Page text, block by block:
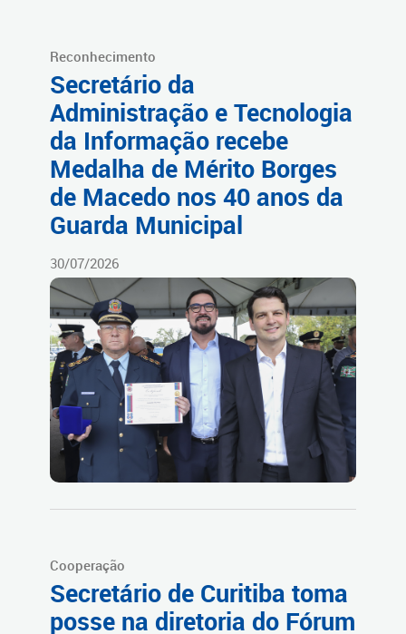
Reconhecimento
Secretário da
Administração e Tecnologia
da Informação recebe
Medalha de Mérito Borges
de Macedo nos 40 anos da
Guarda Municipal
30/07/2026
Cooperação
Secretário de Curitiba toma
posse na diretoria do Fórum